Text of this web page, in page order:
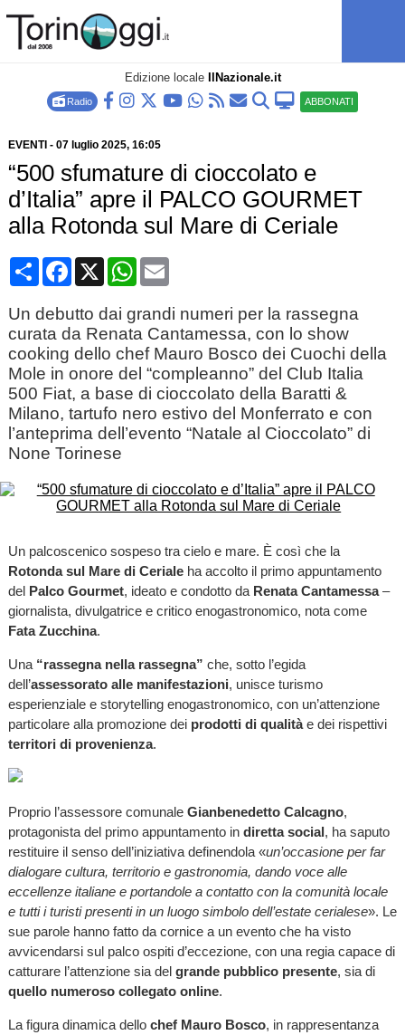
Edizione locale IlNazionale.it
Radio ABBONATI
EVENTI - 07 luglio 2025, 16:05
“500 sfumature di cioccolato e
d’Italia” apre il PALCO GOURMET
alla Rotonda sul Mare di Ceriale
CondividiFacebook
X WhatsApp
Email
Un debutto dai grandi numeri per la rassegna
curata da Renata Cantamessa, con lo show
cooking dello chef Mauro Bosco dei Cuochi della
Mole in onore del “compleanno” del Club Italia
500 Fiat, a base di cioccolato della Baratti &
Milano, tartufo nero estivo del Monferrato e con
l’anteprima dell’evento “Natale al Cioccolato” di
None Torinese
Un palcoscenico sospeso tra cielo e mare. È così che la
Rotonda sul Mare di Cerialeha accolto il primo appuntamento
del Palco Gourmet, ideato e condotto da Renata Cantamessa–
giornalista, divulgatrice e critico enogastronomico, nota come
Fata Zucchina.
Una “rassegna nella rassegna” che, sotto l’egida
dell’assessorato alle manifestazioni, unisce turismo
esperienziale e storytelling enogastronomico, con un’attenzione
particolare alla promozione dei prodotti di qualitàe dei rispettivi
territori di provenienza.
Proprio l’assessore comunale Gianbenedetto Calcagno,
protagonista del primo appuntamento in diretta social, ha saputo
restituire il senso dell’iniziativa definendola «un’occasione per far
dialogare cultura, territorio e gastronomia, dando voce alle
eccellenze italiane e portandole a contatto con la comunità locale
e tutti i turisti presenti in un luogo simbolo dell’estate cerialese». Le
sue parole hanno fatto da cornice a un evento che ha visto
avvicendarsi sul palco ospiti d’eccezione, con una regia capace di
catturare l’attenzione sia del grande pubblico presente, sia di
quello numeroso collegato online.
La figura dinamica dello chef Mauro Bosco, in rappresentanza